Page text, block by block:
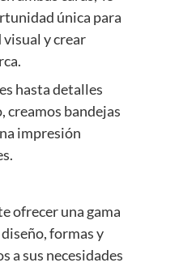
única para
y crear
hasta detalles
creamos bandejas
impresión
ofrecer una gama
formas y
a sus necesidades